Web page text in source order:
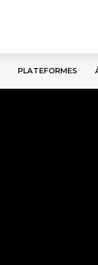
PLATEFORMES